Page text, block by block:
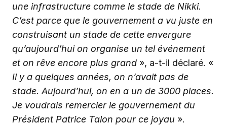
une infrastructure comme le stade de Nikki.
C’est parce que le gouvernement a vu juste en
construisant un stade de cette envergure
qu’aujourd’hui on organise un tel événement
et on rêve encore plus grand », a-t-il déclaré. «
Il y a quelques années, on n’avait pas de
stade. Aujourd’hui, on en a un de 3000 places.
Je voudrais remercier le gouvernement du
Président Patrice Talon pour ce joyau ».